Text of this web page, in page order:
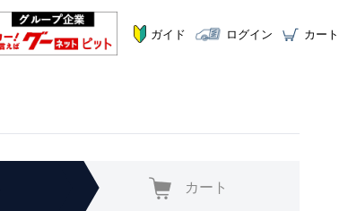
ガイド ログイン カート
カート